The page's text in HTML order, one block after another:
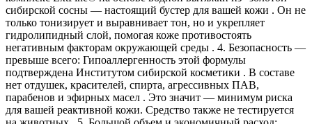
сибирской сосны — настоящий бустер для вашей кожи . Он не
только тонизирует и выравнивает тон, но и укрепляет
гидролипидный слой, помогая коже противостоять
негативным факторам окружающей среды . 4. Безопасность —
превыше всего: Гипоаллергенность этой формулы
подтверждена Институтом сибирской косметики . В составе
нет отдушек, красителей, спирта, агрессивных ПАВ,
парабенов и эфирных масел . Это значит — минимум риска
для вашей реактивной кожи. Средство также не тестируется